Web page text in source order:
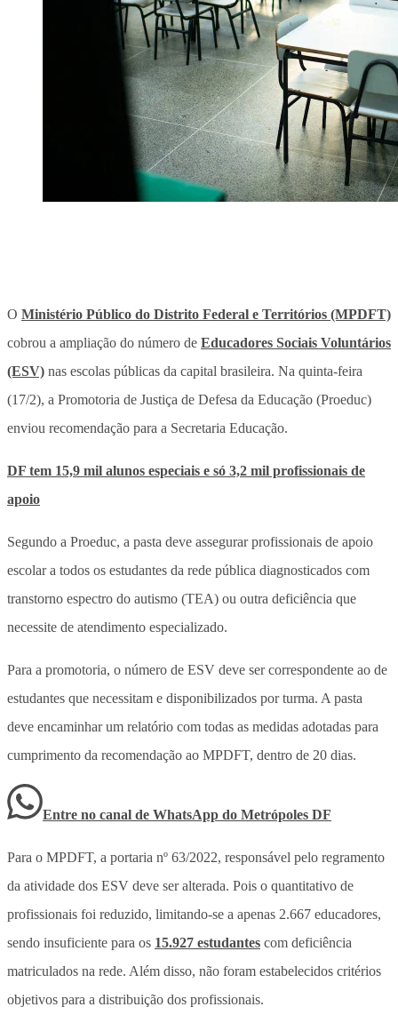
O Ministério Público do Distrito Federal e Territórios (MPDFT)
cobrou a ampliação do número de Educadores Sociais Voluntários
(ESV) nas escolas públicas da capital brasileira. Na quinta-feira
(17/2), a Promotoria de Justiça de Defesa da Educação (Proeduc)
enviou recomendação para a Secretaria Educação.
DF tem 15,9 mil alunos especiais e só 3,2 mil profissionais de
apoio
Segundo a Proeduc, a pasta deve assegurar profissionais de apoio
escolar a todos os estudantes da rede pública diagnosticados com
transtorno espectro do autismo (TEA) ou outra deficiência que
necessite de atendimento especializado.
Para a promotoria, o número de ESV deve ser correspondente ao de
estudantes que necessitam e disponibilizados por turma. A pasta
deve encaminhar um relatório com todas as medidas adotadas para
cumprimento da recomendação ao MPDFT, dentro de 20 dias.
Entre no canal de WhatsApp do Metrópoles DF
Para o MPDFT, a portaria nº 63/2022, responsável pelo regramento
da atividade dos ESV deve ser alterada. Pois o quantitativo de
profissionais foi reduzido, limitando-se a apenas 2.667 educadores,
sendo insuficiente para os 15.927 estudantes com deficiência
matriculados na rede. Além disso, não foram estabelecidos critérios
objetivos para a distribuição dos profissionais.